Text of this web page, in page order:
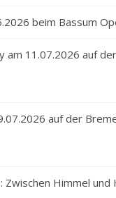
beim Bassum
am 11.07.2026 auf
auf der
Zwischen Himmel und